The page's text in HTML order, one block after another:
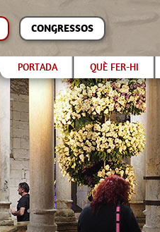
CONGRESSOS
PORTADA QUÈ FER-HI